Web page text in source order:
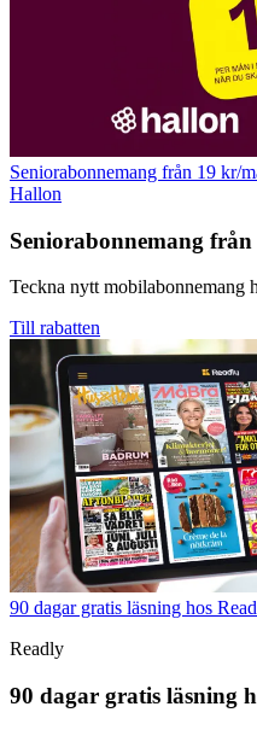
Seniorabonnemang från 19 kr/
Hallon
Seniorabonnemang
Teckna nytt mobilabonnemang
Till rabatten
90 dagar gratis läsning hos
Readly
90 dagar gratis läsning